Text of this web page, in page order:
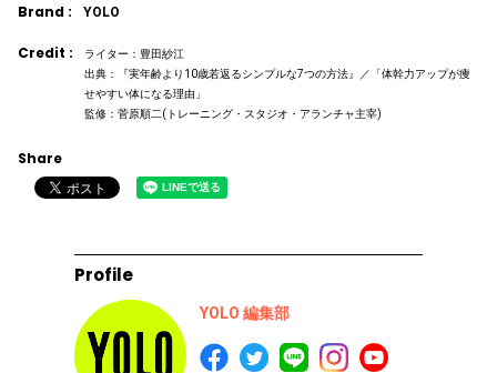
Brand : YOLO
Credit :
ライター：豊田紗江
出典：『実年齢より10歳若返るシンプルな7つの方法』／「体幹力アップが痩
せやすい体になる理由」
監修：菅原順二(トレーニング・スタジオ・アランチャ主宰)
Share
Profile
YOLO 編集部